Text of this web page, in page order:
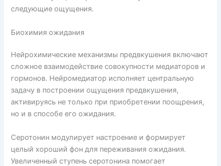
следующие ощущения.
Биохимия ожидания
Нейрохимические механизмы предвкушения включают
сложное взаимодействие совокупности медиаторов и
гормонов. Нейромедиатор исполняет центральную
задачу в построении ощущения предвкушения,
активируясь не только при приобретении поощрения,
но и в способе его ожидания.
Серотонин модулирует настроение и формирует
целый хороший фон для переживания ожидания.
Увеличенный ступень серотонина помогает